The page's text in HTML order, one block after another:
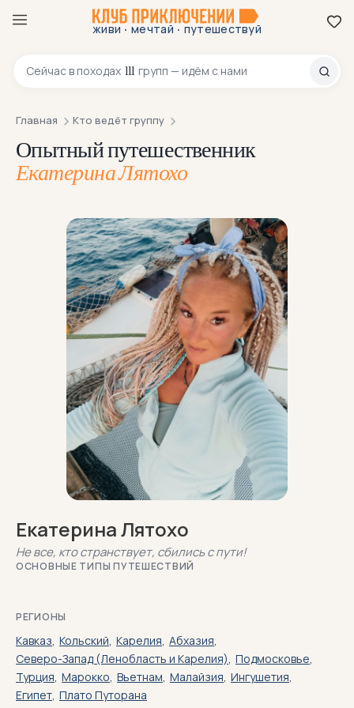
живи · мечтай · путешествуй
Сейчас в походах 111 групп — идём с нами
8 800 200-70-23
Главная Кто ведёт группу
Опытный путешественник
Екатерина Лятохо
Екатерина Лятохо
Не все, кто странствует, сбились с пути!
ОСНОВНЫЕ ТИПЫ ПУТЕШЕСТВИЙ
РЕГИОНЫ
Кавказ, Кольский, Карелия, Абхазия,
Северо-Запад (Ленобласть и Карелия), Подмосковье,
Турция, Марокко, Вьетнам, Малайзия, Ингушетия,
Египет, Плато Путорана